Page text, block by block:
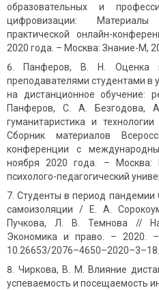
образовательных и
цифровизации:
практической онлайн-
2020 года. – Москва: Знание-М,
Панферов, В. Н. Оценка
преподавателями студентами в
на дистанционное обучение:
Панферов, С. А. Безгодова,
гуманитаристика и
Сборник материалов
конференции с
ноября 2020 года. – Москва:
психолого-педагогический
Студенты в период пандемии
самоизоляции / Е. А.
Пучкова, Л. В. Темнова //
Экономика и право. –
10.26653/2076–4650–2020–3–18.
Чиркова, В. М. Влияние
успеваемость и посещаемость